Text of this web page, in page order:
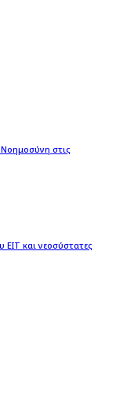
στις
EIT και νεοσύστατες